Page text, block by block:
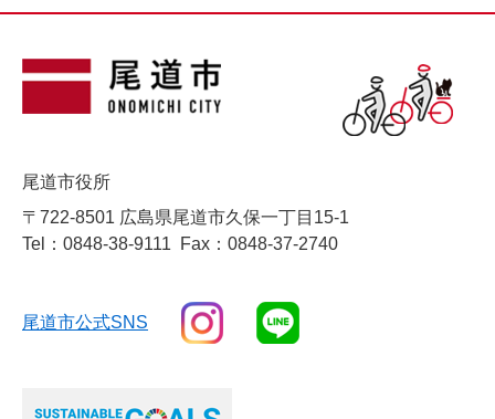
尾道市役所
〒722-8501 広島県尾道市久保一丁目15-1
Tel：0848-38-9111
Fax：0848-37-2740
尾道市公式SNS